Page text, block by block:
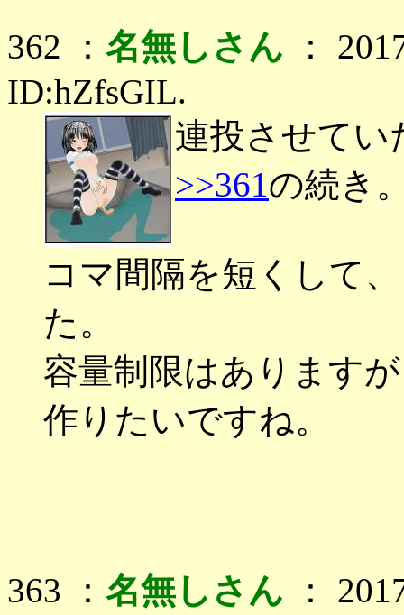
362 ： 名無しさん ：
ID:hZfsGIL.
連投させてい
>>361の続き
コマ間隔を短くして
た。
容量制限はあります
作りたいですね。
363 ： 名無しさん ：